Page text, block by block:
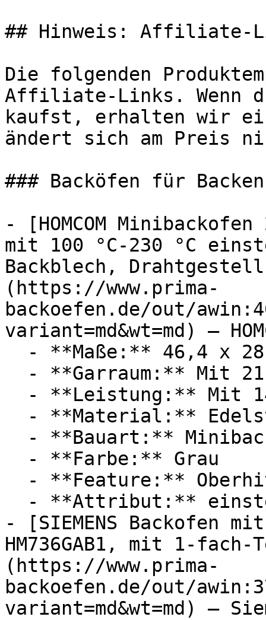
## Hinweis: Affiliate-
Die folgenden
Affiliate-Links. Wenn
kaufst, erhalten wir
ändert sich am Preis
### Backöfen für Backen
- [HOMCOM
mit 100 °C-230 °C
Backblech,
(https://www.prima-
backoefen.de/out/
variant=md&wt=md) —
- [SIEMENS Backofen
HM736GAB1, mit 1-
(https://www.prima-
backoefen.de/out/
variant=md&wt=md) —